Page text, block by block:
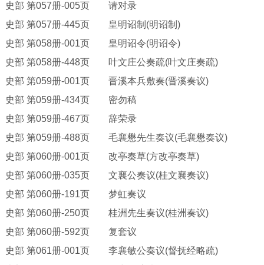
史部 第057册-005页 请对录
史部 第057册-445页 皇明诏制(明诏制)
史部 第058册-001页 皇明诏令(明诏令)
史部 第058册-448页 叶文庄公奏疏(叶文庄奏疏)
史部 第059册-001页 晋溪本兵敷奏(晋溪奏议)
史部 第059册-434页 密勿稿
史部 第059册-467页 辞荣录
史部 第059册-488页 毛襄懋先生奏议(毛襄懋奏议)
史部 第060册-001页 改亭奏草(方改亭奏草)
史部 第060册-035页 文襄公奏议(桂文襄奏议)
史部 第060册-191页 梦虹奏议
史部 第060册-250页 桂洲先生奏议(桂洲奏议)
史部 第060册-592页 复套议
史部 第061册-001页 李襄敏公奏议(督抚经略疏)